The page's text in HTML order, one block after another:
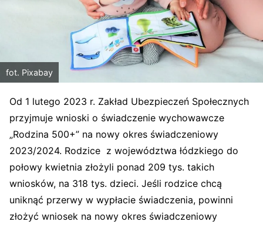
fot. Pixabay
Od 1 lutego 2023 r. Zakład Ubezpieczeń Społecznych
przyjmuje wnioski o świadczenie wychowawcze
„Rodzina 500+” na nowy okres świadczeniowy
2023/2024. Rodzice z województwa łódzkiego do
połowy kwietnia złożyli ponad 209 tys. takich
wniosków, na 318 tys. dzieci. Jeśli rodzice chcą
uniknąć przerwy w wypłacie świadczenia, powinni
złożyć wniosek na nowy okres świadczeniowy